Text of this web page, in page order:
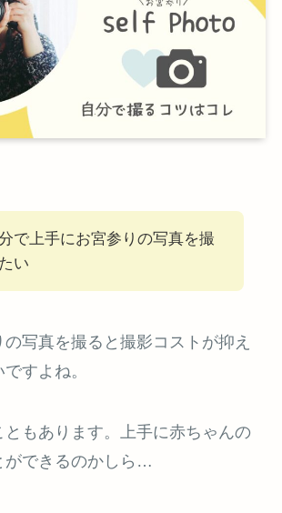
で上手にお宮参りの写真を撮
い
写真を撮ると撮影コストが抑え
すよね。
ともあります。上手に赤ちゃんの
ができるのかしら…